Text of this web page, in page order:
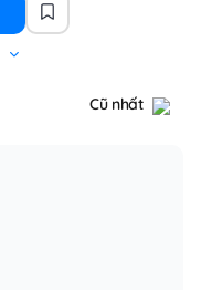
Cũ nhất